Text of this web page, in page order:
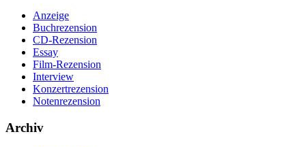
Anzeige
Buchrezension
CD-Rezension
Essay
Film-Rezension
Interview
Konzertrezension
Notenrezension
Archiv